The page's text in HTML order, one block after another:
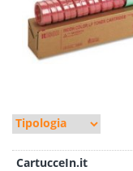
CartucceIn.it